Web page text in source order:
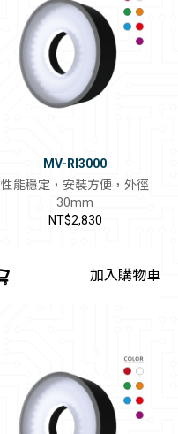
MV-RI3000
性能穩定，安裝方便，外徑
30mm
NT$2,830
加入購物車